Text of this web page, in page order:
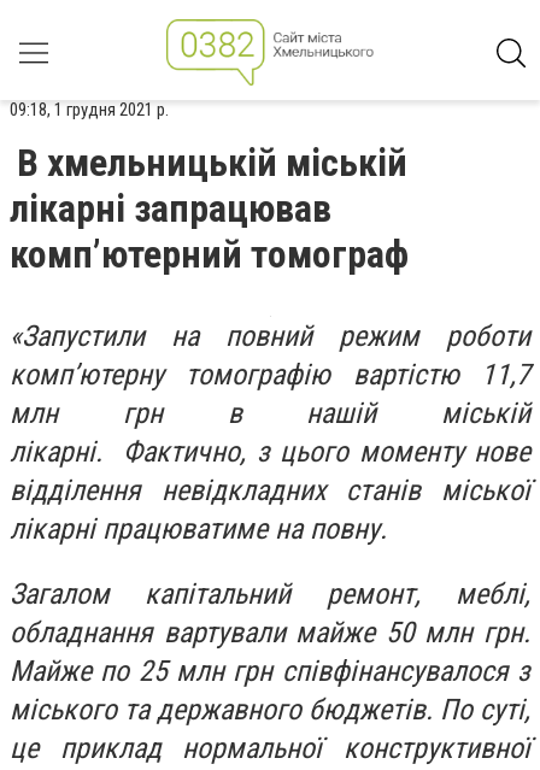
09:18, 1 грудня 2021 р.
В хмельницькій міській
лікарні запрацював
комп’ютерний томограф
«Запустили на повний режим роботи
комп’ютерну томографію вартістю 11,7
млн грн в нашій міській
лікарні.
Фактично, з цього моменту нове
відділення невідкладних станів міської
лікарні працюватиме на повну.
Загалом капітальний ремонт, меблі,
обладнання вартували майже 50 млн грн.
Майже по 25 млн грн співфінансувалося з
міського та державного бюджетів. По суті,
це приклад нормальної конструктивної